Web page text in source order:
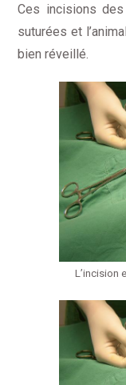
Ces incisions
suturées et
bien réveillé.
L’incision